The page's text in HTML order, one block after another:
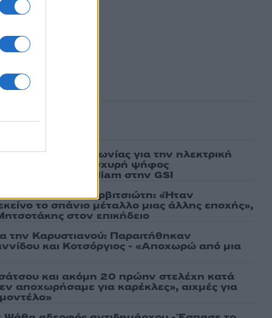
υπογραφή συμφωνίας για την ηλεκτρική
– Κύπρου: «Ισχυρή ψήφος
της Meridiam στην GSI
στον Γιάννη Βαρβιτσιώτη: «Ήταν
το σπάνιο μέταλλο μιας άλλης εποχής»,
στον επικήδειο
την Καρυστιανού: Παραιτήθηκαν
και Κοτσόργιος - «Αποχωρώ από μια
και ακόμη 20 πρώην στελέχη κατά
αποχωρήσαμε για καρέκλες», αιχμές για